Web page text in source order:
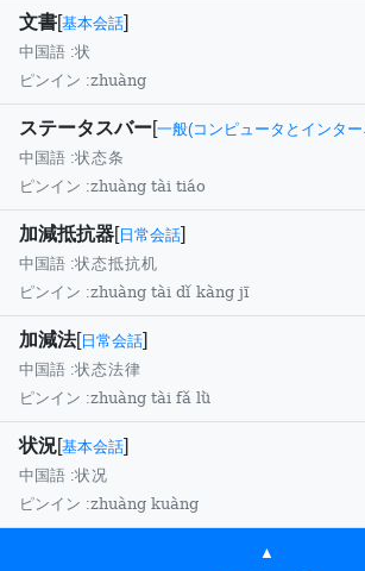
文書[基本会話]
中国語 :状
ピンイン :zhuàng
ステータスバー[一般(コンピュータとインタ
中国語 :状态条
ピンイン :zhuàng tài tiáo
加減抵抗器[ 日常会話]
中国語 :状态抵抗机
ピンイン :zhuàng tài dǐ kàng jī
加減法[ 日常会話]
中国語 :状态法律
ピンイン :zhuàng tài fǎ lǜ
状況[基本会話]
中国語 :状况
ピンイン :zhuàng kuàng
▲